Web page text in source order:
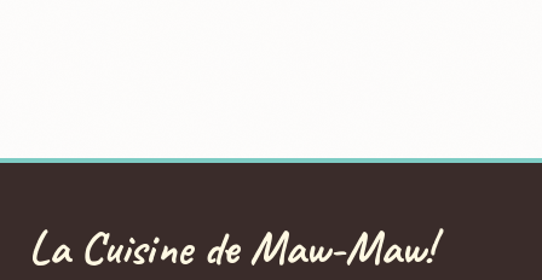
La Cuisine de Maw-Maw!